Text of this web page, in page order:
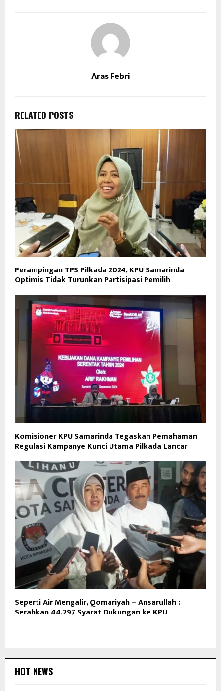
Aras Febri
RELATED POSTS
Perampingan TPS Pilkada 2024, KPU Samarinda
Optimis Tidak Turunkan Partisipasi Pemilih
Komisioner KPU Samarinda Tegaskan Pemahaman
Regulasi Kampanye Kunci Utama Pilkada Lancar
Seperti Air Mengalir, Qomariyah – Ansarullah :
Serahkan 44.297 Syarat Dukungan ke KPU
HOT NEWS